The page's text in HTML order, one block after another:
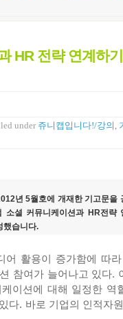
HR 전략 연계하
under 쥬니캡입니다!/강의,
년 5월호에 개재한 기고문을
소셜 커뮤니케이션과 HR전략
했습니다.
어 활용이 증가함에 따
참여가 늘어나고 있다.
이션에 대해 일정한 역
다. 바로 기업의 인적자